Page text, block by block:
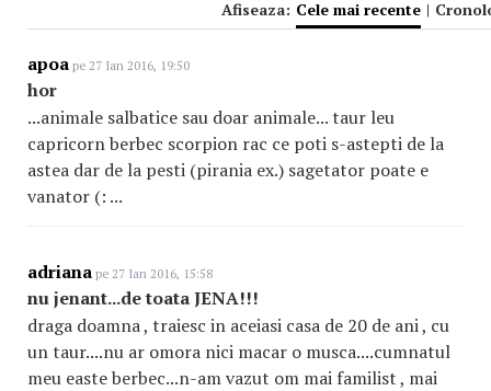
Afiseaza: Cele mai recente |
apoa pe 27 Ian 2016, 19:50
hor
...animale salbatice sau doar animale... taur leu
capricorn berbec scorpion rac ce poti s-astepti de la
astea dar de la pesti (pirania ex.) sagetator poate e
vanator (: ...
adriana pe 27 Ian 2016, 15:58
nu jenant...de toata JENA!!!
draga doamna , traiesc in aceiasi casa de 20 de ani , cu
un taur....nu ar omora nici macar o musca....cumnatul
meu easte berbec...n-am vazut om mai familist , mai